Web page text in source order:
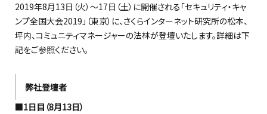
2019年8月13日（火）～17日（土）に開催される「セキュリティ・キャ
ンプ全国大会2019」（東京）に、さくらインターネット研究所の松本、
坪内、コミュニティマネージャーの法林が登壇いたします。詳細は下
記をご参照ください。
弊社登壇者
■1日目（8月13日）